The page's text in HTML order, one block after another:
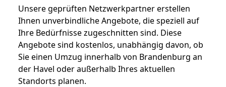
Unsere geprüften Netzwerkpartner erstellen
Ihnen unverbindliche Angebote, die speziell auf
Ihre Bedürfnisse zugeschnitten sind. Diese
Angebote sind kostenlos, unabhängig davon, ob
Sie einen Umzug innerhalb von Brandenburg an
der Havel oder außerhalb Ihres aktuellen
Standorts planen.